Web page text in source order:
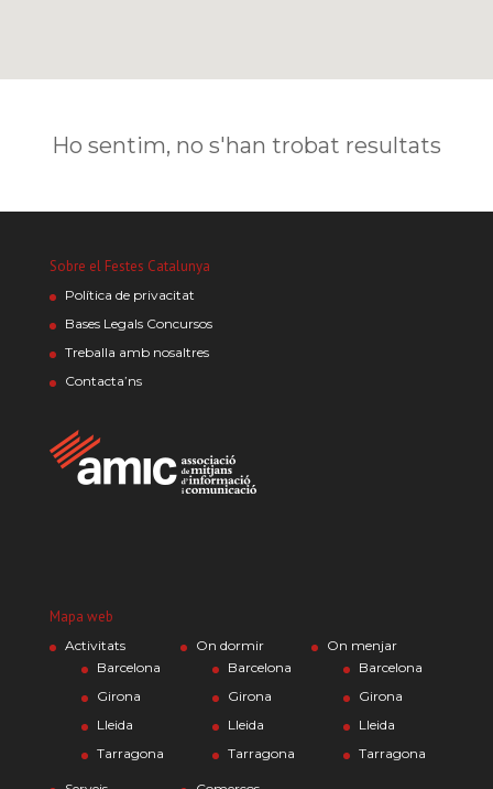
Ho sentim, no s'han trobat resultats
Sobre el Festes Catalunya
Política de privacitat
Bases Legals Concursos
Treballa amb nosaltres
Contacta’ns
Mapa web
Activitats
Barcelona
Girona
Lleida
Tarragona
On dormir
Barcelona
Girona
Lleida
Tarragona
On menjar
Barcelona
Girona
Lleida
Tarragona